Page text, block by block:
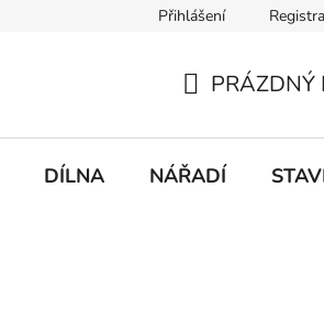
Doprava a platbaPřihlášení
KOŠÍK
PRÁZDNÝ
DÍLNA NÁŘADÍ